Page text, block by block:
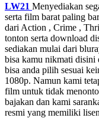
LW21 Menyediakan
serta film barat paling
dari Action , Crime ,
tonton serta download
sediakan mulai dari
bisa kamu nikmati disini
bisa anda pilih sesuai
1080p. Namun kami
film untuk tidak
bajakan dan kami
resmi yang memiliki